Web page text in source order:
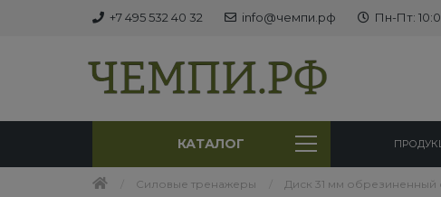
+7 495 532 40 32 info@чемпи.рф Пн-Пт:
КАТАЛОГ
Силовые тренажеры Диск 31 мм обрезиненный